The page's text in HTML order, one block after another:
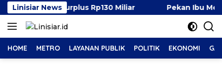
Langsung
ke
konten
Linisiar News
Surplus Rp130 Miliar Pekan Ibu Menyusui
HOME METRO LAYANAN PUBLIK POLITIK EKONOMI